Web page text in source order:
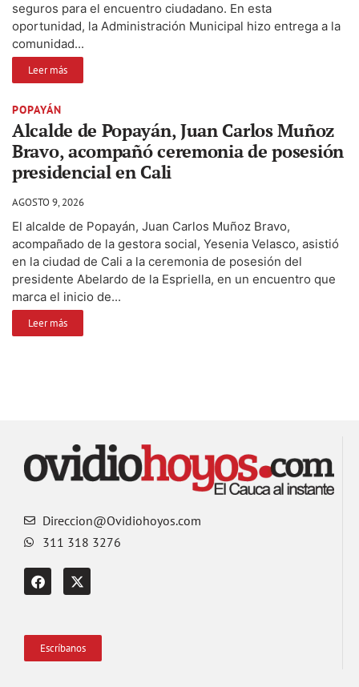
seguros para el encuentro ciudadano. En esta
oportunidad, la Administración Municipal hizo entrega a la
comunidad...
Leer más
POPAYÁN
Alcalde de Popayán, Juan Carlos Muñoz
Bravo, acompañó ceremonia de posesión
presidencial en Cali
AGOSTO 9, 2026
El alcalde de Popayán, Juan Carlos Muñoz Bravo,
acompañado de la gestora social, Yesenia Velasco, asistió
en la ciudad de Cali a la ceremonia de posesión del
presidente Abelardo de la Espriella, en un encuentro que
marca el inicio de...
Leer más
Direccion@Ovidiohoyos.com
311 318 3276
Escríbanos